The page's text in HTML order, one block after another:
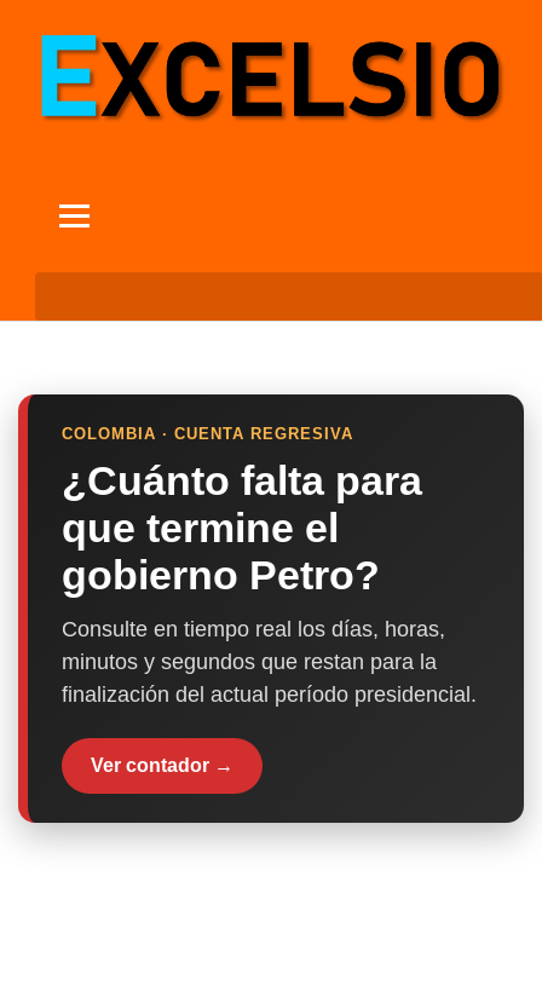
COLOMBIA · CUENTA REGRESIVA
¿Cuánto falta para
que termine el
gobierno Petro?
Consulte en tiempo real los días, horas,
minutos y segundos que restan para la
finalización del actual período presidencial.
Ver contador →